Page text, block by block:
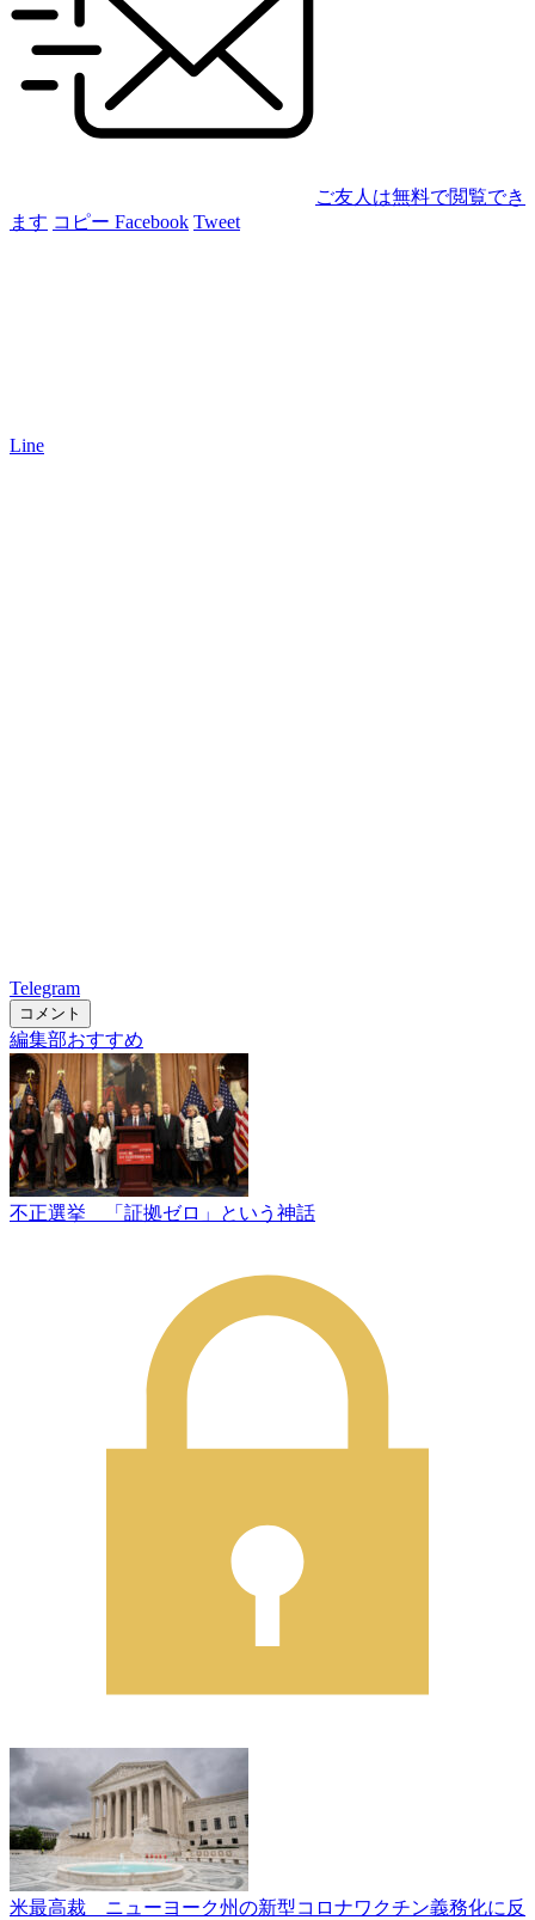
ご友人は無料で閲覧でき
ます コピー Facebook Tweet
Line
Telegram
コメント
編集部おすすめ
不正選挙 「証拠ゼロ」という神話
米最高裁 ニューヨーク州の新型コロナワクチン義務化に反